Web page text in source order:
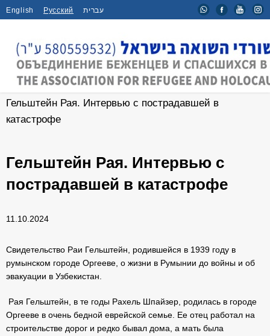
English Русский עברית
Главная / Интервью /
Гельштейн Рая. Интервью с пострадавшей в
катастрофе
Гельштейн Рая. Интервью с
пострадавшей в катастрофе
11.10.2024
Свидетельство Раи Гельштейн, родившейся в 1939 году в
румынском городе Оргееве, о жизни в Румынии до войны и об
эвакуации в Узбекистан.
Рая Гельштейн, в те годы Рахель Шпайзер, родилась в городе
Оргееве в очень бедной еврейской семье. Ее отец работал на
строительстве дорог и редко бывал дома, а мать была